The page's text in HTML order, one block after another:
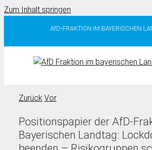
Zum Inhalt springen
AfD-FRAKTION IM BAYERISCHEN
Zurück Vor
Positionspapier der AfD-
Bayerischen Landtag: